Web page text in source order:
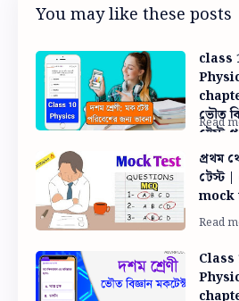
You may like these posts
class
ভৌত
টেস্ট
জন্য
প্রথম
টেস্ট